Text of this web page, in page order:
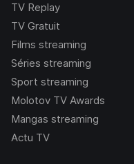
TV Replay
TV Gratuit
Films streaming
Séries streaming
Sport streaming
Molotov TV Awards
Mangas streaming
Actu TV